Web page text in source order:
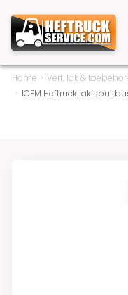
Home Verf, lak &
ICEM Heftruck lak